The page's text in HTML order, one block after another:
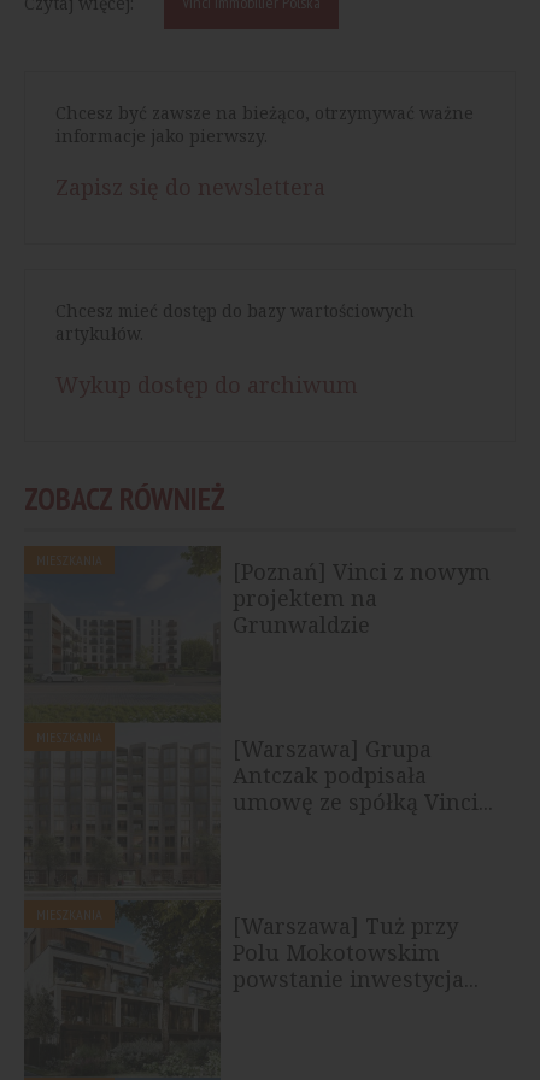
Chcesz być zawsze na bieżąco, otrzymywać ważne
informacje jako pierwszy.
Chcesz mieć dostęp do bazy wartościowych
artykułów.
ZOBACZ RÓWNIEŻ
[Poznań] Vinci z nowym
projektem na
Grunwaldzie
[Warszawa] Grupa
Antczak podpisała
umowę ze spółką Vinci...
[Warszawa] Tuż przy
Polu Mokotowskim
powstanie inwestycja...